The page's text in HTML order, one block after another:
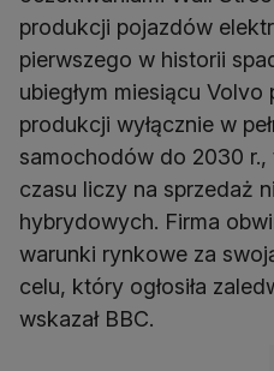
produkcji pojazdów
pierwszego w historii
ubiegłym miesiącu Volvo
produkcji wyłącznie w
samochodów do 2030
czasu liczy na sprzedaż
hybrydowych. Firma
warunki rynkowe za
celu, który ogłosiła
wskazał BBC.